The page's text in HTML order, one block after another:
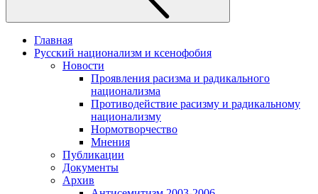
Главная
Русский национализм и ксенофобия
Новости
Проявления расизма и радикального
национализма
Противодействие расизму и радикальному
национализму
Нормотворчество
Мнения
Публикации
Документы
Архив